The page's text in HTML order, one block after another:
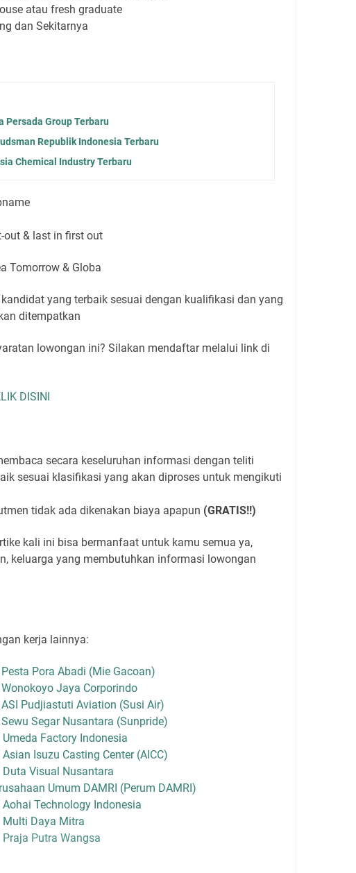
atau fresh graduate
dan Sekitarnya
Persada Group Terbaru
Republik Indonesia Terbaru
Chemical Industry Terbaru
out & last in first out
Tomorrow & Globa
yang terbaik sesuai dengan kualifikasi dan yang
ditempatkan
lowongan ini? Silakan mendaftar melalui link di
DISINI
secara keseluruhan informasi dengan teliti
sesuai klasifikasi yang akan diproses untuk mengikuti
tidak ada dikenakan biaya apapun (GRATIS!!)
kali ini bisa bermanfaat untuk kamu semua ya,
keluarga yang membutuhkan informasi lowongan
kerja lainnya:
Pora Abadi (Mie Gacoan)
Jaya Corporindo
Pudjiastuti Aviation (Susi Air)
Segar Nusantara (Sunpride)
Factory Indonesia
Isuzu Casting Center (AICC)
Visual Nusantara
Umum DAMRI (Perum DAMRI)
Technology Indonesia
Multi Daya Mitra
Putra Wangsa